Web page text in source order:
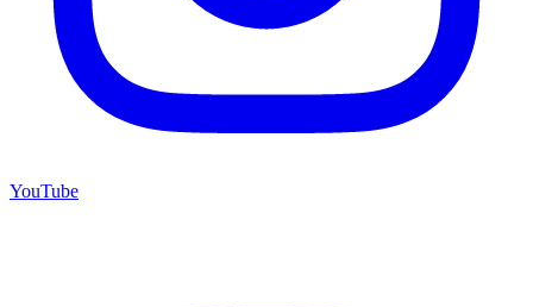
YouTube